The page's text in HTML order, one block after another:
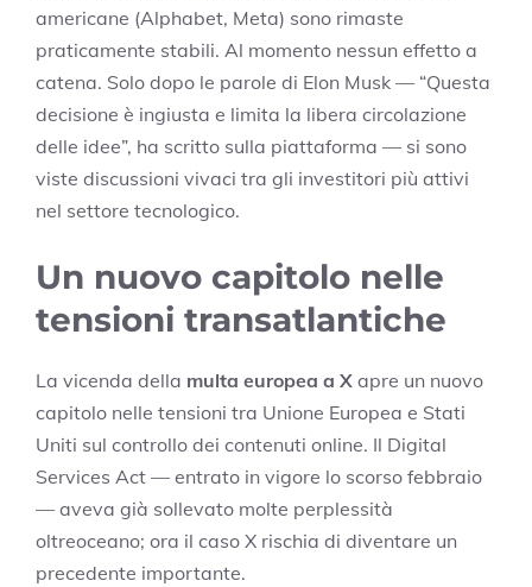
americane (Alphabet, Meta) sono rimaste
praticamente stabili. Al momento nessun effetto a
catena. Solo dopo le parole di Elon Musk — “Questa
decisione è ingiusta e limita la libera circolazione
delle idee”, ha scritto sulla piattaforma — si sono
viste discussioni vivaci tra gli investitori più attivi
nel settore tecnologico.
Un nuovo capitolo nelle
tensioni transatlantiche
La vicenda della multa europea a X apre un nuovo
capitolo nelle tensioni tra Unione Europea e Stati
Uniti sul controllo dei contenuti online. Il Digital
Services Act — entrato in vigore lo scorso febbraio
— aveva già sollevato molte perplessità
oltreoceano; ora il caso X rischia di diventare un
precedente importante.